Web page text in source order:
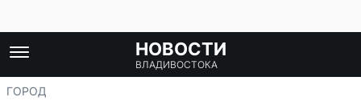
НОВОСТИ
ВЛАДИВОСТОКА
ГОРОД